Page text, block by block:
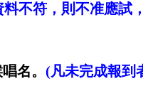
不符，則不准應試
名。 (凡未完成報到